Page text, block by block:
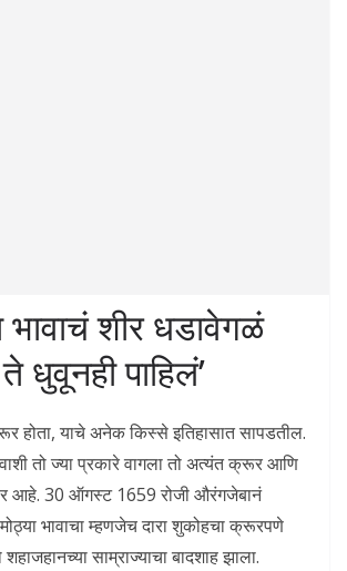
भावाचं शीर धडावेगळं
पाहिलं’
होता, याचे अनेक किस्से इतिहासात सापडतील.
तो ज्या प्रकारे वागला तो अत्यंत क्रूर आणि
आहे. 30 ऑगस्ट 1659 रोजी औरंगजेबानं
भावाचा म्हणजेच दारा शुकोहचा क्रूरपणे
साम्राज्याचा बादशाह झाला.